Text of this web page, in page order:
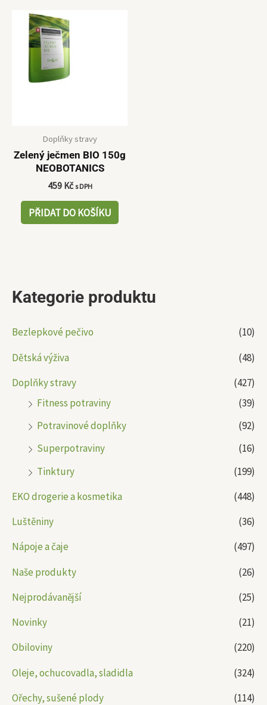
Kategorie produktu
Bezlepkové pečivo
(10)
Dětská výživa
(48)
Doplňky stravy
(427)
Fitness potraviny
(39)
Potravinové doplňky
(92)
Superpotraviny
(16)
Tinktury
(199)
EKO drogerie a kosmetika
(448)
Luštěniny
(36)
Nápoje a čaje
(497)
Naše produkty
(26)
Nejprodávanější
(25)
Novinky
(21)
Obiloviny
(220)
Oleje, ochucovadla, sladidla
(324)
Ořechy, sušené plody
(114)
Doplňky stravy
Zelený ječmen BIO 150g
NEOBOTANICS
459 Kč s DPH
PŘIDAT DO KOŠÍKU